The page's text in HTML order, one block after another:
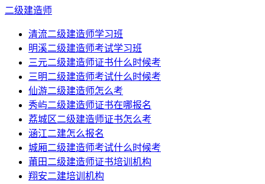
二级建造师
清流二级建造师学习班
明溪二级建造师考试学习班
三元二级建造师证书什么时候考
三明二级建造师考试什么时候考
仙游二级建造师怎么考
秀屿二级建造师证书在哪报名
荔城区二级建造师证书怎么考
涵江二建怎么报名
城厢二级建造师考试什么时候考
莆田二级建造师证书培训机构
翔安二建培训机构